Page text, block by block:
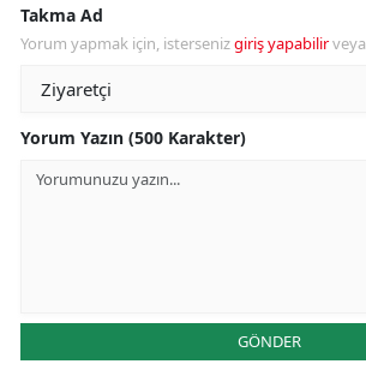
Takma Ad
Yorum yapmak için, istersenizgiriş yapabilirveya
Yorum Yazın (500 Karakter)
GÖNDER